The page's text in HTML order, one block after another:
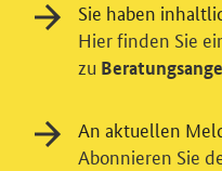
Sie haben
Hier finden Sie
zu
An aktuellen
Abonnieren Sie